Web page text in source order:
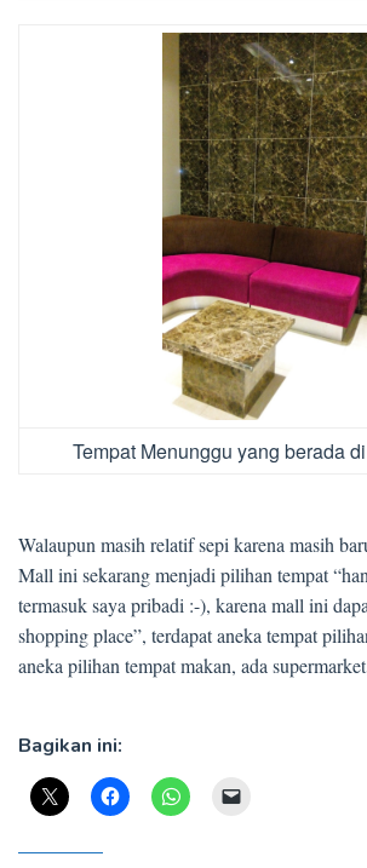
Tempat Menunggu yang berada
Walaupun masih relatif sepi karena masih
Mall ini sekarang menjadi pilihan tempat
termasuk saya pribadi :-), karena mall ini
shopping place”, terdapat aneka tempat
aneka pilihan tempat makan, ada
Bagikan ini: